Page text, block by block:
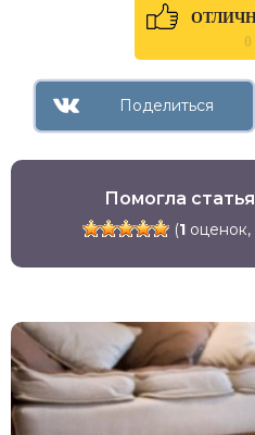
0
Помогла
(1оценок,